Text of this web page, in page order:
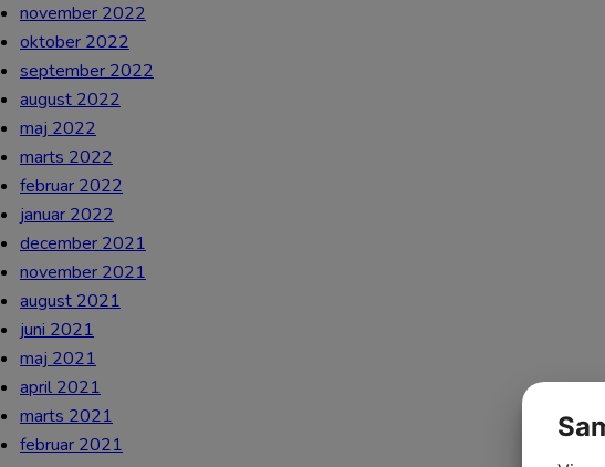
november 2022
oktober 2022
september 2022
august 2022
maj 2022
marts 2022
februar 2022
januar 2022
december 2021
november 2021
august 2021
juni 2021
maj 2021
april 2021
marts 2021
februar 2021